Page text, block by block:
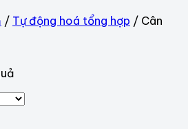
/ Tự động hoá tổng hợp / Cân